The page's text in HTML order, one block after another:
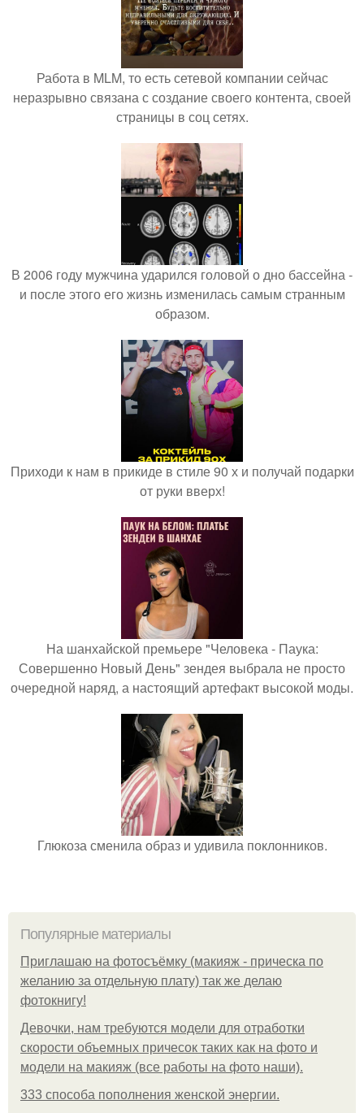
Работа в MLM, то есть сетевой компании сейчас
неразрывно связана с создание своего контента, своей
страницы в соц сетях.
В 2006 году мужчина ударился головой о дно бассейна -
и после этого его жизнь изменилась самым странным
образом.
Приходи к нам в прикиде в стиле 90 х и получай подарки
от руки вверх!
На шанхайской премьере "Человека - Паука:
Совершенно Новый День" зендея выбрала не просто
очередной наряд, а настоящий артефакт высокой моды.
Глюкоза сменила образ и удивила поклонников.
Популярные материалы
Приглашаю на фотосъёмку (макияж - прическа по
желанию за отдельную плату) так же делаю
фотокнигу!
Девочки, нам требуются модели для отработки
скорости объемных причесок таких как на фото и
модели на макияж (все работы на фото наши).
333 способа пополнения женской энергии.